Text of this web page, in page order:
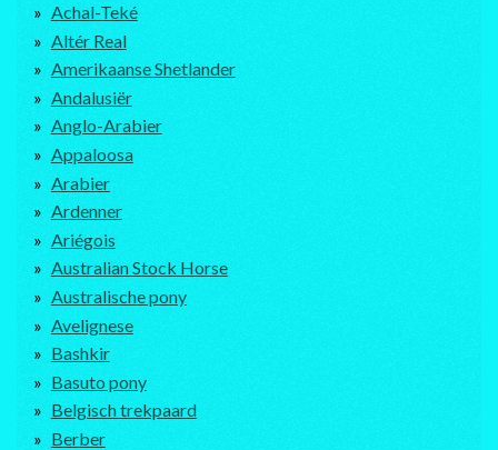
Achal-Teké
Altér Real
Amerikaanse Shetlander
Andalusiër
Anglo-Arabier
Appaloosa
Arabier
Ardenner
Ariégois
Australian Stock Horse
Australische pony
Avelignese
Bashkir
Basuto pony
Belgisch trekpaard
Berber